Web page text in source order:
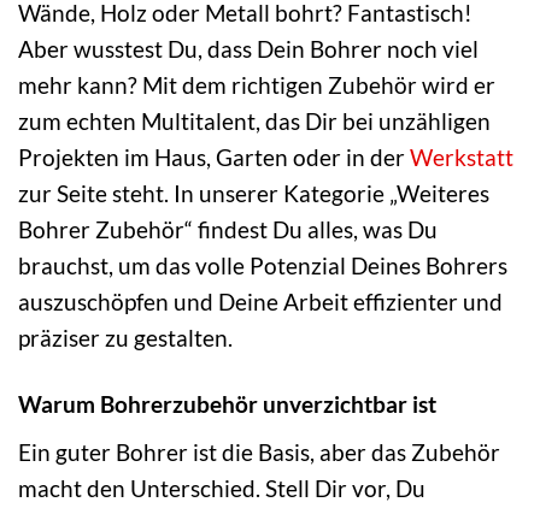
Wände, Holz oder Metall bohrt? Fantastisch!
Aber wusstest Du, dass Dein Bohrer noch viel
mehr kann? Mit dem richtigen Zubehör wird er
zum echten Multitalent, das Dir bei unzähligen
Projekten im Haus, Garten oder in derWerkstatt
zur Seite steht. In unserer Kategorie „Weiteres
Bohrer Zubehör“ findest Du alles, was Du
brauchst, um das volle Potenzial Deines Bohrers
auszuschöpfen und Deine Arbeit effizienter und
präziser zu gestalten.
Warum Bohrerzubehör unverzichtbar ist
Ein guter Bohrer ist die Basis, aber das Zubehör
macht den Unterschied. Stell Dir vor, Du